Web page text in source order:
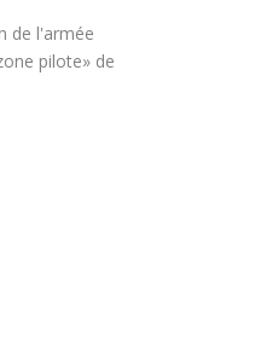
de l'armée
pilote» de